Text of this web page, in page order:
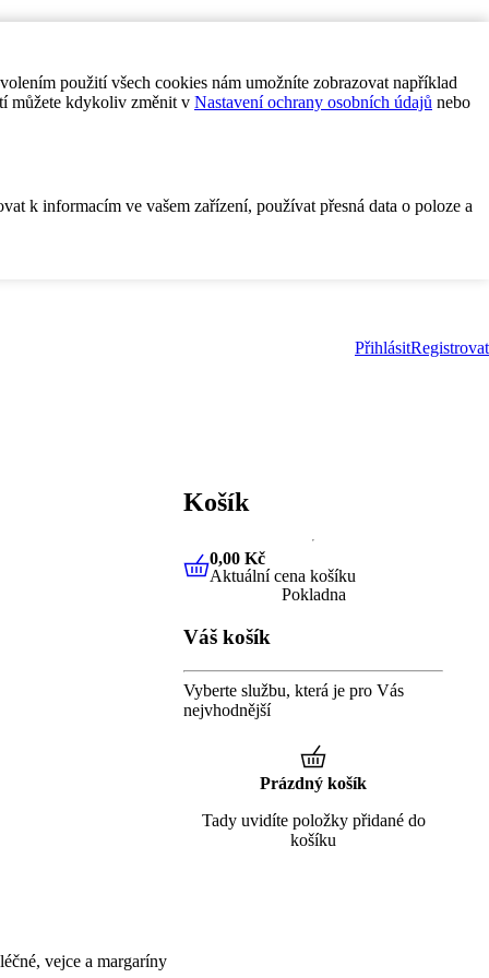
použití všech cookies nám umožníte zobrazovat například
můžete kdykoliv změnit v Nastavení ochrany osobních údajů nebo
k informacím ve vašem zařízení, používat přesná data o poloze a
PřihlásitRegistrovat
vejce a margaríny
Košík
0,00 KčAktuální cena košíku
0,00 Kč
Aktuální cena košíku
Pokladna
Váš košík
Vyberte službu, která je pro Vás
nejvhodnější
Prázdný košík
Tady uvidíte položky přidané do
košíku